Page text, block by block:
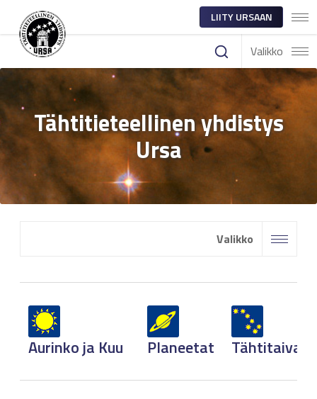
LIITY URSAAN
Valikko
Tähtitieteellinen yhdistys
Ursa
Valikko
Aurinko ja Kuu Planeetat Tähtitaivas